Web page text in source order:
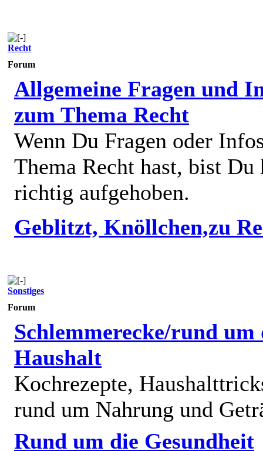
Recht
Forum
Allgemeine Fragen und
zum Thema Recht
Wenn Du Fragen oder
Thema Recht hast, bist Du
richtig aufgehoben.
Geblitzt, Knöllchen,zu
Sonstiges
Forum
Schlemmerecke/rund um
Haushalt
Kochrezepte,
rund um Nahrung und
Rund um die Gesundheit